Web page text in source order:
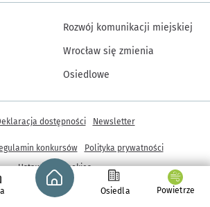
Strona główna - wroclaw.pl
Osiedla Powietrze
Rozwój komunikacji miejskiej
Wrocław się zmienia
Osiedlowe
2005-2026, ARAW S.A., Gmina Wrocław
dostępności Newsletter
konkursów
Polityka prywatności
Ustawienia cookies